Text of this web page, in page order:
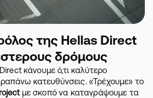
της Hellas Direct
δρόμους
κάνουμε ό,τι καλύτερο
κατευθύνσεις. «Τρέχουμε» το
με σκοπό να καταγράψουμε τα